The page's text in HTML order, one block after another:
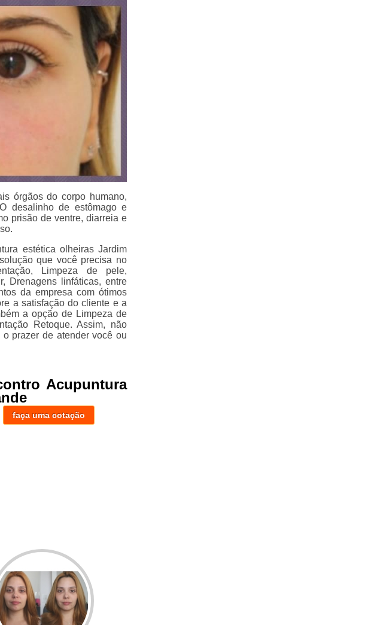
órgãos do corpo humano,
desalinho de estômago e
prisão de ventre, diarreia e
estética olheiras Jardim
que você precisa no
Limpeza de pele,
Drenagens linfáticas, entre
da empresa com ótimos
a satisfação do cliente e a
a opção de Limpeza de
Retoque. Assim, não
prazer de atender você ou
Acupuntura
faça uma cotação